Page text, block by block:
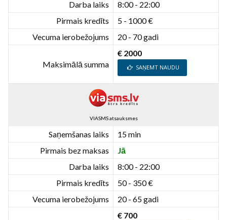
Darba laiks
8:00 - 22:00
Pirmais kredīts
5 - 1000 €
Vecuma ierobežojums
20 - 70 gadi
Maksimālā summa
€ 2000
SAŅEMT NAUDU
VIASMS atsauksmes
Saņemšanas laiks
15 min
Pirmais bez maksas
Jā
Darba laiks
8:00 - 22:00
Pirmais kredīts
50 - 350 €
Vecuma ierobežojums
20 - 65 gadi
€ 700